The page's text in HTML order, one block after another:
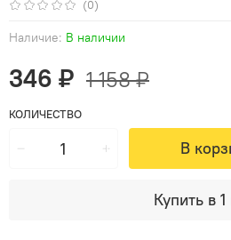
(0)
Наличие: В наличии
346 ₽ 1 158 ₽
КОЛИЧЕСТВО
В
Купить в